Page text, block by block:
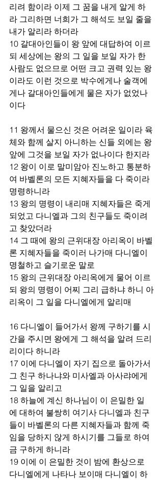
리려 함이라 이제 그 꿈을 내게 알게 하
라 그리하면 너희가 그 해석도 보일 줄을
내가 알리라 하더라
10 갈대아인들이 왕 앞에 대답하여 이르
되 세상에는 왕의 그 일을 보일 자가 한
사람도 없으므로 어떤 크고 권력 있는 왕
이라도 이런 것으로 박수에게나 술객에
게나 갈대아인들에게 물은 자가 없었나
이다
11 왕께서 물으신 것은 어려운 일이라 육
체와 함께 살지 아니하는 신들 외에는 왕
앞에 그것을 보일 자가 없나이다 한지라
12 왕이 이로 말미암아 진노하고 통분하
여 바벨론의 모든 지혜자들을 다 죽이라
명령하니라
13 왕의 명령이 내리매 지혜자들은 죽게
되었고 다니엘과 그의 친구들도 죽이려
고 찾았더라
14 그 때에 왕의 근위대장 아리옥이 바벨
론 지혜자들을 죽이러 나가매 다니엘이
명철하고 슬기로운 말로
15 왕의 근위대장 아리옥에게 물어 이르
되 왕의 명령이 어찌 그리 급하냐 하니 아
리옥이 그 일을 다니엘에게 알리매
16 다니엘이 들어가서 왕께 구하기를 시
간을 주시면 왕에게 그 해석을 알려 드리
리이다 하니라
17 이에 다니엘이 자기 집으로 돌아가서
그 친구 하나냐와 미사엘과 아사랴에게
그 일을 알리고
18 하늘에 계신 하나님이 이 은밀한 일
에 대하여 불쌍히 여기사 다니엘과 친구
들이 바벨론의 다른 지혜자들과 함께 죽
임을 당하지 않게 하시기를 그들로 하여
금 구하게 하니라
19 이에 이 은밀한 것이 밤에 환상으로
다니엘에게 나타나 보이매 다니엘이 하